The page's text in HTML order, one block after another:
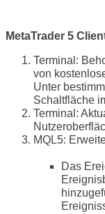
MetaTrader 5
Terminal:
von
Unter
Schaltfläche
Terminal:
MQL5:
Das